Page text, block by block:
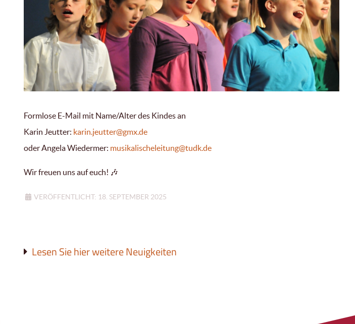
Formlose E-Mail mit Name/Alter des Kindes an
Karin Jeutter: karin.jeutter@gmx.de
oder Angela Wiedermer: musikalischeleitung@tudk.de
Wir freuen uns auf euch! 🎶
VERÖFFENTLICHT: 18. SEPTEMBER 2025
Lesen Sie hier weitere Neuigkeiten